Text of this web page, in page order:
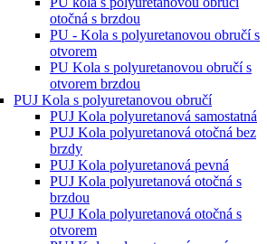
otočná s brzdou
PU - Kola s polyuretanovou obručí s
otvorem
PU Kola s polyuretanovou obručí s
otvorem brzdou
PUJ Kola s polyuretanovou obručí
PUJ Kola polyuretanová samostatná
PUJ Kola polyuretanová otočná bez
brzdy
PUJ Kola polyuretanová pevná
PUJ Kola polyuretanová otočná s
brzdou
PUJ Kola polyuretanová otočná s
otvorem